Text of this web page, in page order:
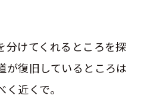
分けてくれるところを探
が復旧しているところは
近くで。